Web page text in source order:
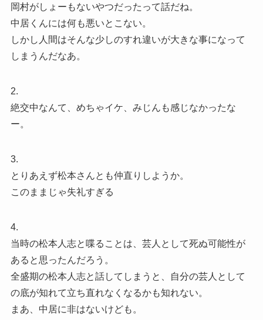
岡村がしょーもないやつだったって話だね。
中居くんには何も悪いとこない。
しかし人間はそんな少しのすれ違いが大きな事になって
しまうんだなあ。
2.
絶交中なんて、めちゃイケ、みじんも感じなかったな
ー。
3.
とりあえず松本さんとも仲直りしようか。
このままじゃ失礼すぎる
4.
当時の松本人志と喋ることは、芸人として死ぬ可能性が
あると思ったんだろう。
全盛期の松本人志と話してしまうと、自分の芸人として
の底が知れて立ち直れなくなるかも知れない。
まあ、中居に非はないけども。